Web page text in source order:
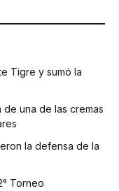
Tigre y sumó la
una de las cremas
la defensa de la
Torneo